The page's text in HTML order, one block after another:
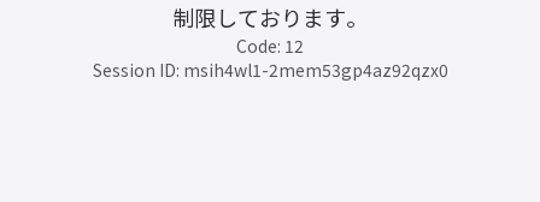
制限しております。
Code: 12
Session ID: msih4wl1-2mem53gp4az92qzx0